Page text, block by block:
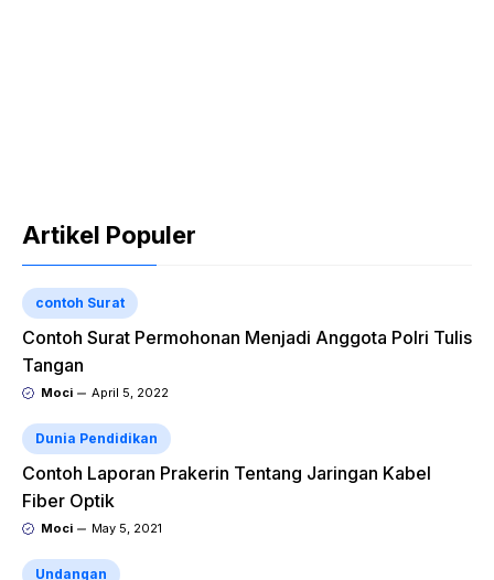
Artikel Populer
contoh Surat
Contoh Surat Permohonan Menjadi Anggota Polri Tulis
Tangan
Moci April 5, 2022
Dunia Pendidikan
Contoh Laporan Prakerin Tentang Jaringan Kabel
Fiber Optik
Moci May 5, 2021
Undangan